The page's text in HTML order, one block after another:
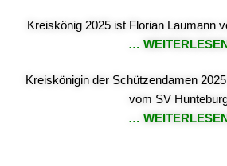
Kreiskönig 2025 ist Florian Laumann
…
Kreiskönigin der Schützendamen
vom SV
…